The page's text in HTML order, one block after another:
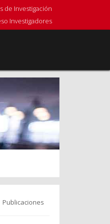
de Investigación
Investigadores
Publicaciones